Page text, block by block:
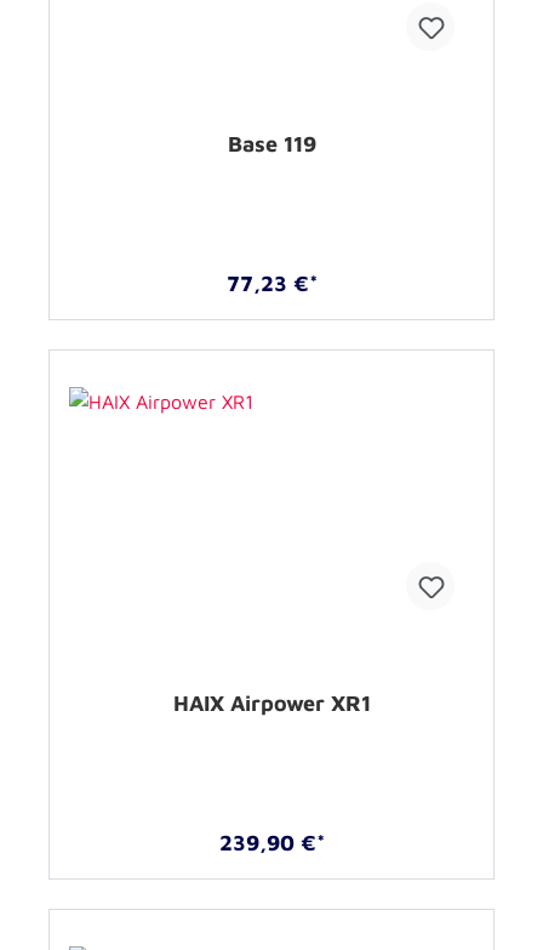
Base 119
77,23 €*
HAIX Airpower XR1
239,90 €*